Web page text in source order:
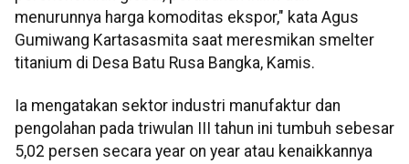
menurunnya harga komoditas ekspor," kata Agus
Gumiwang Kartasasmita saat meresmikan smelter
titanium di Desa Batu Rusa Bangka, Kamis.
Ia mengatakan sektor industri manufaktur dan
pengolahan pada triwulan III tahun ini tumbuh sebesar
5,02 persen secara year on year atau kenaikkannya